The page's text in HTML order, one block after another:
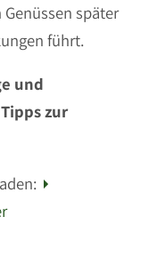
später
führt.
und
zur